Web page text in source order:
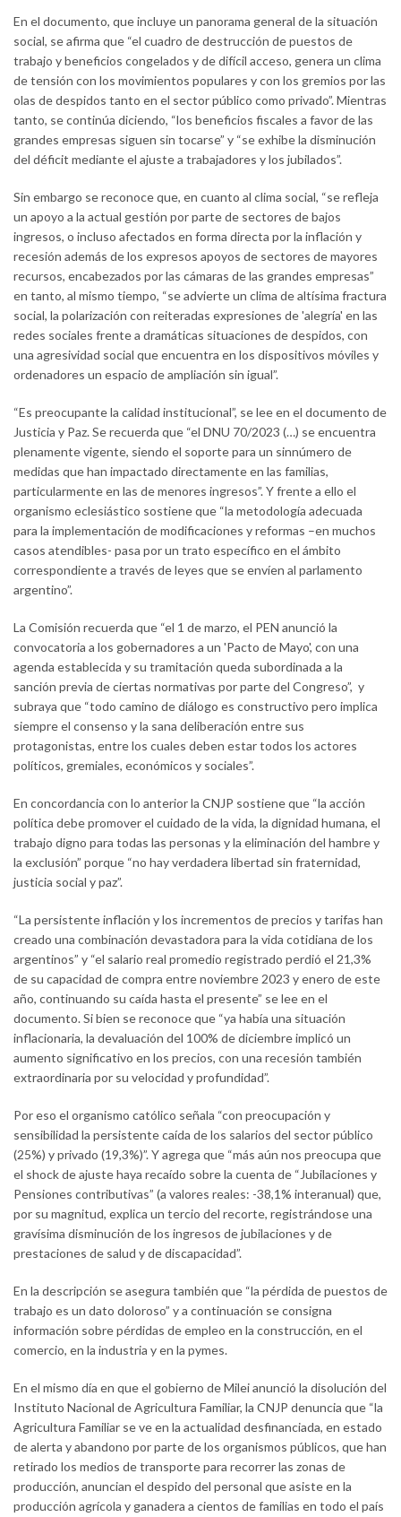
En el documento, que incluye un panorama general de la situación
social, se afirma que “el cuadro de destrucción de puestos de
trabajo y beneficios congelados y de difícil acceso, genera un clima
de tensión con los movimientos populares y con los gremios por las
olas de despidos tanto en el sector público como privado”. Mientras
tanto, se continúa diciendo, “los beneficios fiscales a favor de las
grandes empresas siguen sin tocarse” y “se exhibe la disminución
del déficit mediante el ajuste a trabajadores y los jubilados”.
Sin embargo se reconoce que, en cuanto al clima social, “se refleja
un apoyo a la actual gestión por parte de sectores de bajos
ingresos, o incluso afectados en forma directa por la inflación y
recesión además de los expresos apoyos de sectores de mayores
recursos, encabezados por las cámaras de las grandes empresas”
en tanto, al mismo tiempo, “se advierte un clima de altísima fractura
social, la polarización con reiteradas expresiones de 'alegría' en las
redes sociales frente a dramáticas situaciones de despidos, con
una agresividad social que encuentra en los dispositivos móviles y
ordenadores un espacio de ampliación sin igual”.
“Es preocupante la calidad institucional”, se lee en el documento de
Justicia y Paz. Se recuerda que “el DNU 70/2023 (…) se encuentra
plenamente vigente, siendo el soporte para un sinnúmero de
medidas que han impactado directamente en las familias,
particularmente en las de menores ingresos”. Y frente a ello el
organismo eclesiástico sostiene que “la metodología adecuada
para la implementación de modificaciones y reformas –en muchos
casos atendibles- pasa por un trato específico en el ámbito
correspondiente a través de leyes que se envíen al parlamento
argentino”.
La Comisión recuerda que “el 1 de marzo, el PEN anunció la
convocatoria a los gobernadores a un 'Pacto de Mayo', con una
agenda establecida y su tramitación queda subordinada a la
sanción previa de ciertas normativas por parte del Congreso”, y
subraya que “todo camino de diálogo es constructivo pero implica
siempre el consenso y la sana deliberación entre sus
protagonistas, entre los cuales deben estar todos los actores
políticos, gremiales, económicos y sociales”.
En concordancia con lo anterior la CNJP sostiene que “la acción
política debe promover el cuidado de la vida, la dignidad humana, el
trabajo digno para todas las personas y la eliminación del hambre y
la exclusión” porque “no hay verdadera libertad sin fraternidad,
justicia social y paz”.
“La persistente inflación y los incrementos de precios y tarifas han
creado una combinación devastadora para la vida cotidiana de los
argentinos” y “el salario real promedio registrado perdió el 21,3%
de su capacidad de compra entre noviembre 2023 y enero de este
año, continuando su caída hasta el presente” se lee en el
documento. Si bien se reconoce que “ya había una situación
inflacionaria, la devaluación del 100% de diciembre implicó un
aumento significativo en los precios, con una recesión también
extraordinaria por su velocidad y profundidad”.
Por eso el organismo católico señala “con preocupación y
sensibilidad la persistente caída de los salarios del sector público
(25%) y privado (19,3%)”. Y agrega que “más aún nos preocupa que
el shock de ajuste haya recaído sobre la cuenta de “Jubilaciones y
Pensiones contributivas” (a valores reales: -38,1% interanual) que,
por su magnitud, explica un tercio del recorte, registrándose una
gravísima disminución de los ingresos de jubilaciones y de
prestaciones de salud y de discapacidad”.
En la descripción se asegura también que “la pérdida de puestos de
trabajo es un dato doloroso” y a continuación se consigna
información sobre pérdidas de empleo en la construcción, en el
comercio, en la industria y en la pymes.
En el mismo día en que el gobierno de Milei anunció la disolución del
Instituto Nacional de Agricultura Familiar, la CNJP denuncia que “la
Agricultura Familiar se ve en la actualidad desfinanciada, en estado
de alerta y abandono por parte de los organismos públicos, que han
retirado los medios de transporte para recorrer las zonas de
producción, anuncian el despido del personal que asiste en la
producción agrícola y ganadera a cientos de familias en todo el país